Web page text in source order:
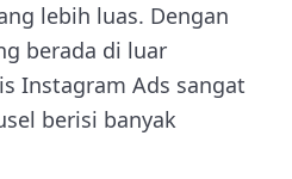
lebih luas. Dengan
berada di luar
Instagram Ads sangat
berisi banyak